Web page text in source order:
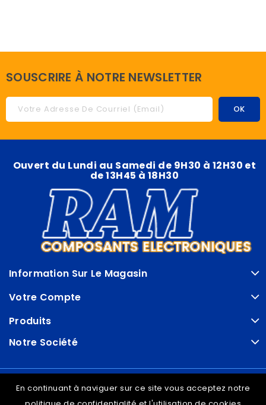
SOUSCRIRE À NOTRE NEWSLETTER
Ouvert du Lundi au Samedi de 9H30 à 12H30 et
de 13H45 à 18H30
Information Sur Le Magasin
Votre Compte
Produits
Notre Société
© VDRAM - 2026
En continuant à naviguer sur ce site vous acceptez notre